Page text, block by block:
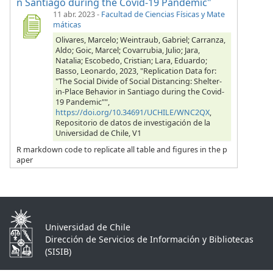
11 abr. 2023- Facultad de Ciencias Físicas y Mate
máticas
Olivares, Marcelo; Weintraub, Gabriel; Carranza,
Aldo; Goic, Marcel; Covarrubia, Julio; Jara,
Natalia; Escobedo, Cristian; Lara, Eduardo;
Basso, Leonardo, 2023, "Replication Data for:
"The Social Divide of Social Distancing: Shelter-
in-Place Behavior in Santiago during the Covid-
19 Pandemic"",
https://doi.org/10.34691/UCHILE/WNC2QX,
Repositorio de datos de investigación de la
Universidad de Chile, V1
R markdown code to replicate all table and figures in the p
aper
Universidad de Chile
Dirección de Servicios de Información y Bibliotecas
(SISIB)